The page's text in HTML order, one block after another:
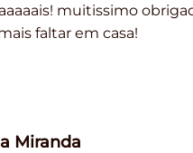
muitissimo
faltar em casa!
Miranda